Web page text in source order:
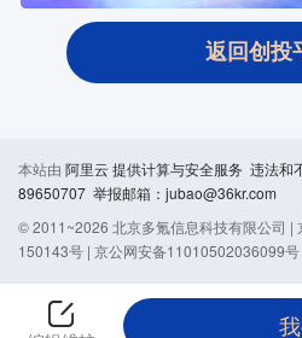
返回创投
本站由 阿里云 提供计算与安全服务 违法和
89650707 举报邮箱：jubao@36kr.com
© 2011~2026 北京多氪信息科技有限公司 |
150143号 | 京公网安备11010502036099号